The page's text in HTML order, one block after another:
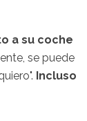
a su coche
se puede
Incluso